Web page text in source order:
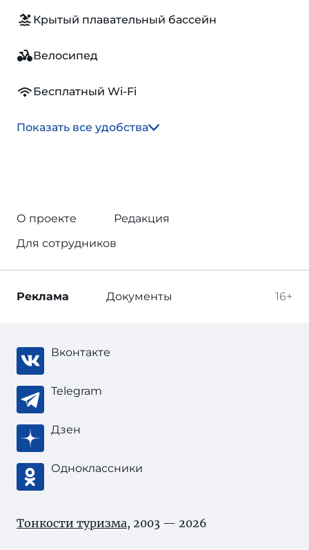
Крытый плавательный бассейн
Велосипед
Бесплатный Wi-Fi
Показать все удобства
О проекте
Редакция
Для сотрудников
16+
Реклама Документы
Вконтакте
Telegram
Дзен
Одноклассники
Тонкости туризма, 2003 — 2026